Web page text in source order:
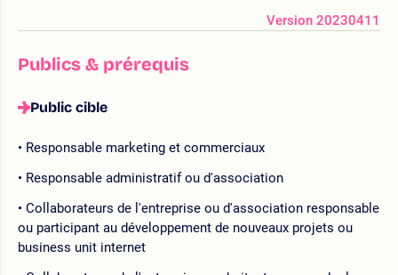
Version 20230411
Publics & prérequis
Public cible
Responsable marketing et commerciaux
Responsable administratif ou d'association
Collaborateurs de l'entreprise ou d'association responsable
ou participant au développement de nouveaux projets ou
business unit internet